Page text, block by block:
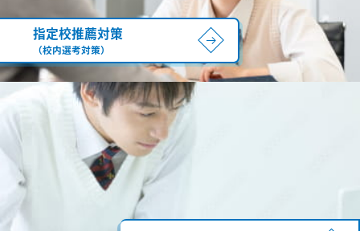
指定校推薦対策
（校内選考対策）